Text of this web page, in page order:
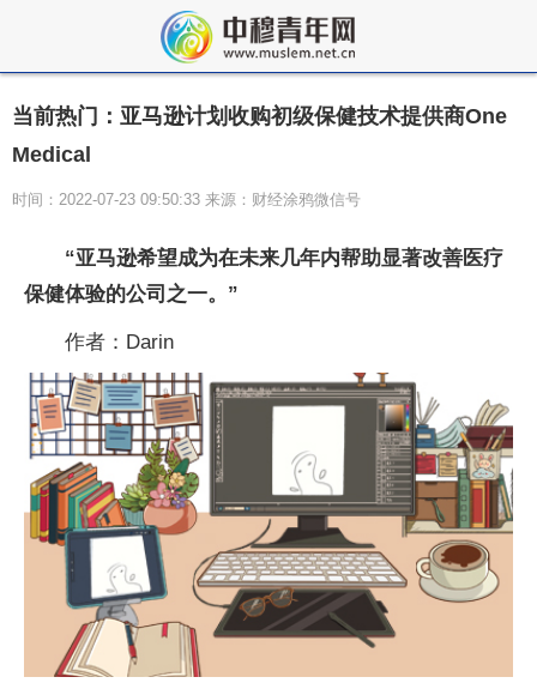
当前热门：亚马逊计划收购初级保健技术提供商One
Medical
时间：2022-07-23 09:50:33 来源：财经涂鸦微信号
“亚马逊希望成为在未来几年内帮助显著改善医疗
保健体验的公司之一。”
作者：Darin